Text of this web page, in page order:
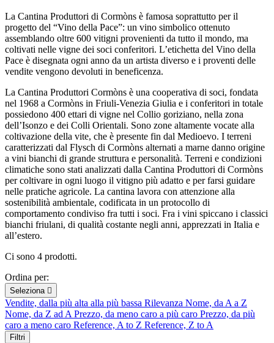
La Cantina Produttori di Cormòns è famosa soprattutto per il
progetto del “Vino della Pace”: un vino simbolico ottenuto
assemblando oltre 600 vitigni provenienti da tutto il mondo, ma
coltivati nelle vigne dei soci conferitori. L’etichetta del Vino della
Pace è disegnata ogni anno da un artista diverso e i proventi delle
vendite vengono devoluti in beneficenza.
La Cantina Produttori Cormòns è una cooperativa di soci, fondata
nel 1968 a Cormòns in Friuli-Venezia Giulia e i conferitori in totale
possiedono 400 ettari di vigne nel Collio goriziano, nella zona
dell’Isonzo e dei Colli Orientali. Sono zone altamente vocate alla
coltivazione della vite, che è presente fin dal Medioevo. I terreni
caratterizzati dal Flysch di Cormòns alternati a marne danno origine
a vini bianchi di grande struttura e personalità. Terreni e condizioni
climatiche sono stati analizzati dalla Cantina Produttori di Cormòns
per coltivare in ogni luogo il vitigno più adatto e per farsi guidare
nelle pratiche agricole. La cantina lavora con attenzione alla
sostenibilità ambientale, codificata in un protocollo di
comportamento condiviso fra tutti i soci. Fra i vini spiccano i classici
bianchi friulani, di qualità costante negli anni, apprezzati in Italia e
all’estero.
Ci sono 4 prodotti.
Ordina per:
Seleziona 
Vendite, dalla più alta alla più bassa Rilevanza Nome, da A a Z
Nome, da Z ad APrezzo, da meno caro a più caro Prezzo, da più
caro a meno caro Reference, A to Z Reference, Z to A
Filtri